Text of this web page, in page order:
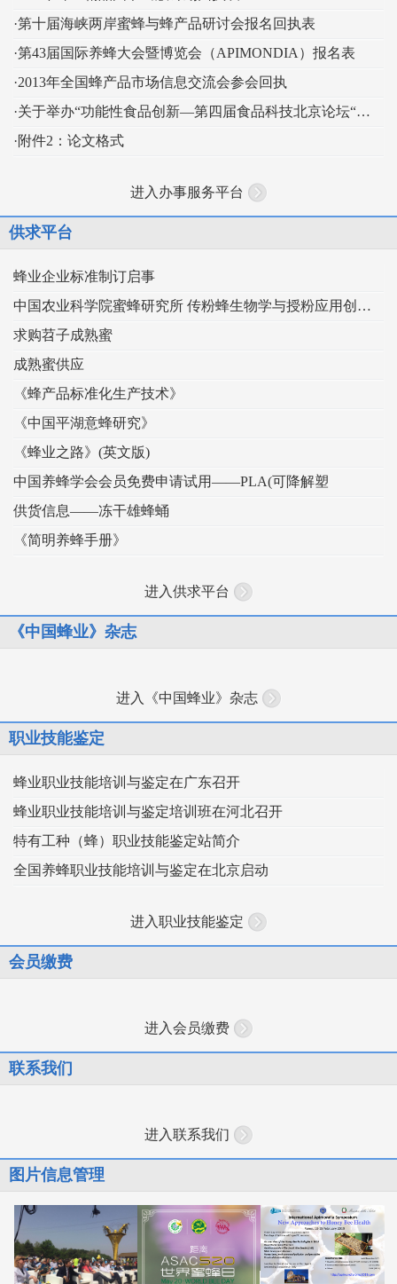
·第十届海峡两岸蜜蜂与蜂产品研讨会报名回执表
·第43届国际养蜂大会暨博览会（APIMONDIA）报名表
·2013年全国蜂产品市场信息交流会参会回执
·关于举办“功能性食品创新—第四届食品科技北京论坛“的通知
·附件2：论文格式
进入办事服务平台
供求平台
蜂业企业标准制订启事
中国农业科学院蜜蜂研究所 传粉蜂生物学与授粉应用创新团队
求购苕子成熟蜜
成熟蜜供应
《蜂产品标准化生产技术》
《中国平湖意蜂研究》
《蜂业之路》(英文版)
中国养蜂学会会员免费申请试用——PLA(可降解塑
供货信息——冻干雄蜂蛹
《简明养蜂手册》
进入供求平台
《中国蜂业》杂志
进入《中国蜂业》杂志
职业技能鉴定
蜂业职业技能培训与鉴定在广东召开
蜂业职业技能培训与鉴定培训班在河北召开
特有工种（蜂）职业技能鉴定站简介
全国养蜂职业技能培训与鉴定在北京启动
进入职业技能鉴定
会员缴费
进入会员缴费
联系我们
进入联系我们
图片信息管理